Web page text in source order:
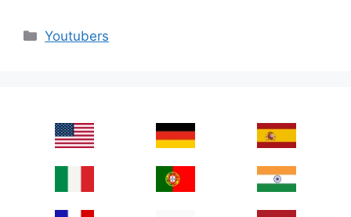
Categories
Youtubers